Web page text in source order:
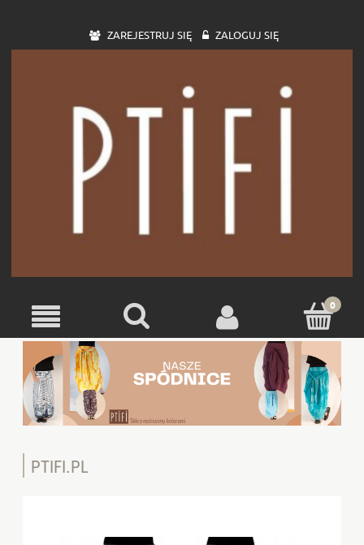
ZAREJESTRUJ SIĘ ZALOGUJ SIĘ
PTIFI.PL